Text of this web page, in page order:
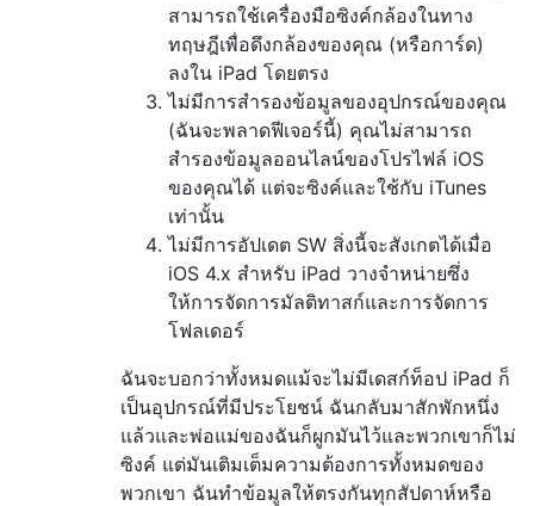
สามารถใช้เครื่องมือซิงค์กล้องในทาง
ทฤษฎีเพื่อดึงกล้องของคุณ (หรือการ์ด)
ลงใน iPad โดยตรง
ไม่มีการสำรองข้อมูลของอุปกรณ์ของคุณ
(ฉันจะพลาดฟีเจอร์นี้) คุณไม่สามารถ
สำรองข้อมูลออนไลน์ของโปรไฟล์ iOS
ของคุณได้ แต่จะซิงค์และใช้กับ iTunes
เท่านั้น
ไม่มีการอัปเดต SW สิ่งนี้จะสังเกตได้เมื่อ
iOS 4.x สำหรับ iPad วางจำหน่ายซึ่ง
ให้การจัดการมัลติทาสก์และการจัดการ
โฟลเดอร์
ฉันจะบอกว่าทั้งหมดแม้จะไม่มีเดสก์ท็อป iPad ก็
เป็นอุปกรณ์ที่มีประโยชน์ ฉันกลับมาสักพักหนึ่ง
แล้วและพ่อแม่ของฉันก็ผูกมันไว้และพวกเขาก็ไม่
ซิงค์ แต่มันเติมเต็มความต้องการทั้งหมดของ
พวกเขา ฉันทำข้อมูลให้ตรงกันทุกสัปดาห์หรือ